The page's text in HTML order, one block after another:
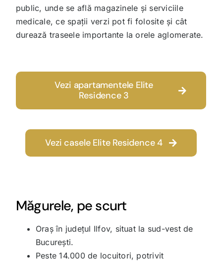
public, unde se află magazinele și serviciile
medicale, ce spații verzi pot fi folosite și cât
durează traseele importante la orele aglomerate.
Vezi apartamentele Elite
Residence 3
Vezi casele Elite Residence 4
Măgurele, pe scurt
Oraș în județul Ilfov, situat la sud-vest de
București.
Peste 14.000 de locuitori, potrivit